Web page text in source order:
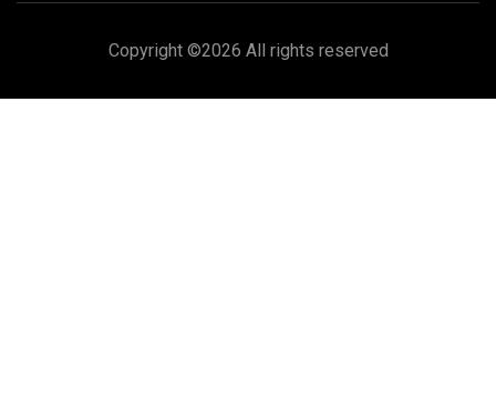
Copyright ©2026 All rights reserved